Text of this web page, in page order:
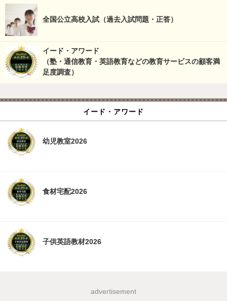
全国公立高校入試（過去入試問題・正答）
イード・アワード
（塾・通信教育・英語教育などの教育サービスの顧客満
足度調査）
イード・アワード
幼児教室2026
食材宅配2026
子供英語教材2026
advertisement